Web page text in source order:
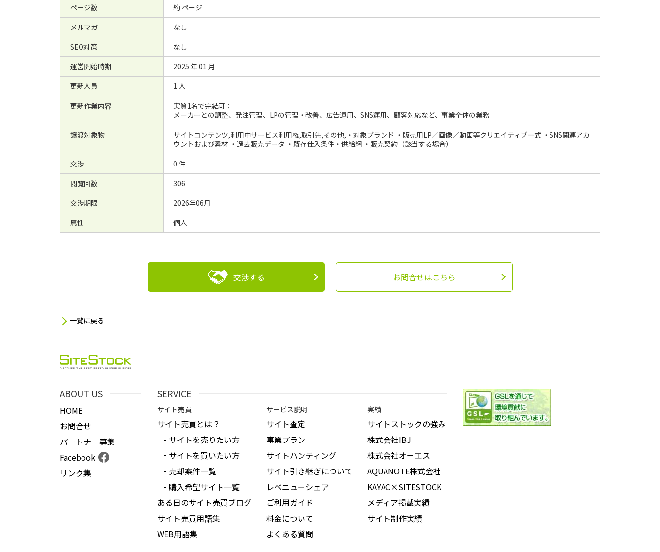
ページ数
約 ページ
メルマガ
なし
SEO対策
なし
運営開始時期
2025 年 01 月
更新人員
1 人
更新作業内容
実質1名で完結可：
メーカーとの調整、発注管理、LPの管理・改善、広告運用、SNS運用、顧客対応など、事業全体の業務
譲渡対象物
サイトコンテンツ,利用中サービス利用権,取引先,その他,・対象ブランド ・販売用LP／画像／動画等クリエイティブ一式 ・SNS関連アカ
ウントおよび素材 ・過去販売データ ・既存仕入条件・供給網 ・販売契約（該当する場合）
交渉
0 件
閲覧回数
306
交渉期限
2026年06月
属性
個人
交渉する お問合せはこちら
一覧に戻る
ABOUT US
HOME
お問合せ
パートナー募集
Facebook
リンク集
SERVICE
サイト売買
サイト売買とは？
サイトを売りたい方
サイトを買いたい方
売却案件一覧
購入希望サイト一覧
ある日のサイト売買ブログ
サイト売買用語集
WEB用語集
サービス説明
サイト査定
事業プラン
サイトハンティング
サイト引き継ぎについて
レベニューシェア
ご利用ガイド
料金について
よくある質問
実績
サイトストックの強み
株式会社IBJ
株式会社オーエス
AQUANOTE株式会社
KAYAC×SITESTOCK
メディア掲載実績
サイト制作実績